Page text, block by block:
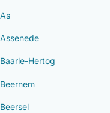
As
Assenede
Baarle-Hertog
Beernem
Beersel